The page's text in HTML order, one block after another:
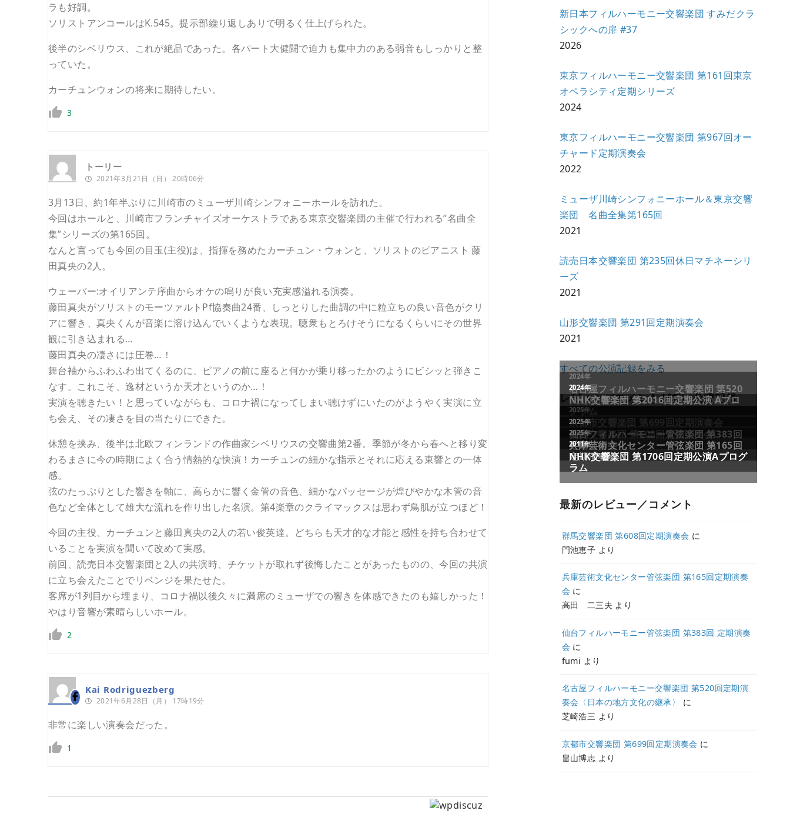
ラも好調。
ソリストアンコールはK.545。提示部繰り返しありで明るく仕上げられた。
後半のシベリウス、これが絶品であった。各パート大健闘で迫力も集中力のある弱音もしっかりと整
っていた。
カーチュンウォンの将来に期待したい。
3
トーリー
2021年3月21日（日） 20時06分
3月13日、約1年半ぶりに川崎市のミューザ川崎シンフォニーホールを訪れた。
今回はホールと、川崎市フランチャイズオーケストラである東京交響楽団の主催で行われる”名曲全
集”シリーズの第165回。
なんと言っても今回の目玉(主役)は、指揮を務めたカーチュン・ウォンと、ソリストのピアニスト 藤
田真央の2人。
ウェーバー:オイリアンテ序曲からオケの鳴りが良い充実感溢れる演奏。
藤田真央がソリストのモーツァルトPf協奏曲24番、しっとりした曲調の中に粒立ちの良い音色がクリ
アに響き、真央くんが音楽に溶け込んでいくような表現。聴衆もとろけそうになるくらいにその世界
観に引き込まれる…
藤田真央の凄さには圧巻…！
舞台袖からふわふわ出てくるのに、ピアノの前に座ると何かが乗り移ったかのようにビシッと弾きこ
なす。これこそ、逸材というか天才というのか…！
実演を聴きたい！と思っていながらも、コロナ禍になってしまい聴けずにいたのがようやく実演に立
ち会え、その凄さを目の当たりにできた。
休憩を挟み、後半は北欧フィンランドの作曲家シベリウスの交響曲第2番。季節が冬から春へと移り変
わるまさに今の時期によく合う情熱的な快演！カーチュンの細かな指示とそれに応える東響との一体
感。
弦のたっぷりとした響きを軸に、高らかに響く金管の音色、細かなパッセージが煌びやかな木管の音
色など全体として雄大な流れを作り出した名演。第4楽章のクライマックスは思わず鳥肌が立つほど！
今回の主役、カーチュンと藤田真央の2人の若い俊英達。どちらも天才的な才能と感性を持ち合わせて
いることを実演を聞いて改めて実感。
前回、読売日本交響楽団と2人の共演時、チケットが取れず後悔したことがあったものの、今回の共演
に立ち会えたことでリベンジを果たせた。
客席が1列目から埋まり、コロナ禍以後久々に満席のミューザでの響きを体感できたのも嬉しかった！
やはり音響が素晴らしいホール。
2
Kai Rodriguezberg
2021年6月28日（月） 17時19分
非常に楽しい演奏会だった。
1
新日本フィルハーモニー交響楽団 すみだクラ
シックへの扉 #37
2026
東京フィルハーモニー交響楽団 第161回東京
オペラシティ定期シリーズ
2024
東京フィルハーモニー交響楽団 第967回オー
チャード定期演奏会
2022
ミューザ川崎シンフォニーホール＆東京交響
楽団 名曲全集第165回
2021
読売日本交響楽団 第235回休日マチネーシリ
ーズ
2021
山形交響楽団 第291回定期演奏会
2021
すべての公演記録をみる
レビュー／コメントが多い公演記録
最新のレビュー／コメント
群馬交響楽団 第608回定期演奏会 に
門池恵子 より
兵庫芸術文化センター管弦楽団 第165回定期演奏
会 に
高田 二三夫 より
仙台フィルハーモニー管弦楽団 第383回 定期演奏
会 に
fumi より
名古屋フィルハーモニー交響楽団 第520回定期演
奏会〈日本の地方文化の継承〉
に
芝崎浩三 より
京都市交響楽団 第699回定期演奏会 に
畠山博志 より